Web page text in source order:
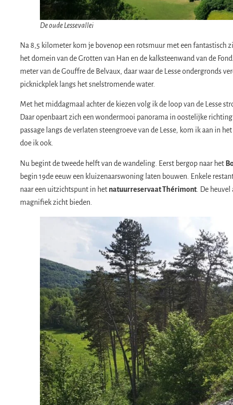
De oude Lessevallei
Na 8,5 kilometer kom je bovenop een rotsmuur met een fantastisch
het domein van de Grotten van Han en de kalksteenwand van de
meter van de Gouffre de Belvaux, daar waar de Lesse ondergronds
picknickplek langs het snelstromende water.
Met het middagmaal achter de kiezen volg ik de loop van de Lesse
Daar openbaart zich een wondermooi panorama in oostelijke
passage langs de verlaten steengroeve van de Lesse, kom ik aan in
doe ik ook.
Nu begint de tweede helft van de wandeling. Eerst bergop naar het
begin 19de eeuw een kluizenaarswoning laten bouwen. Enkele
naar een uitzichtspunt in het natuurreservaat Thérimont. De heuvel
magnifiek zicht bieden.